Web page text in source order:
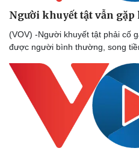
Người khuyết tật vẫn
(VOV) -Người khuyết tật phải cố
được người bình thường, song